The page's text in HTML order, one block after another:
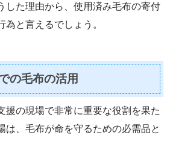
した理由から、使用済み毛布の寄付
と言えるでしょう。
の毛布の活用
援の現場で非常に重要な役割を果た
は、毛布が命を守るための必需品と